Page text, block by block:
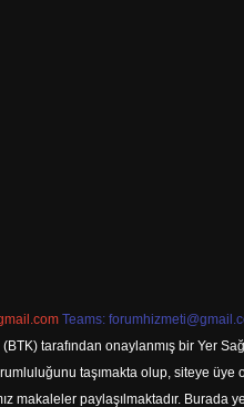
Teams:
tarafından onaylanmış bir Yer
taşımakta olup, siteye
makaleler paylaşılmaktadır.